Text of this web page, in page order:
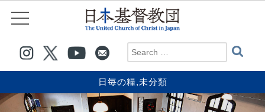
日毎の糧,未分類